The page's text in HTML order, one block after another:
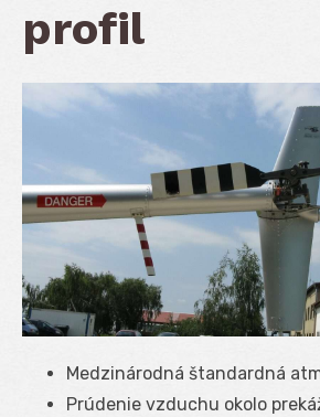
profil
Medzinárodná štandardná
Prúdenie vzduchu okolo